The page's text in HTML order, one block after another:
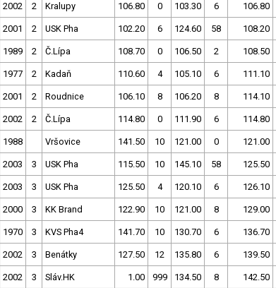
2002 2 Kralupy 106.80 0 103.30 6 106.80
2001 2 USK Pha 102.20 6 124.60 58 108.20
1989 2 Č.Lípa 108.70 0 106.50 2 108.50
1977 2 Kadaň 110.60 4 105.10 6 111.10
2001 2 Roudnice 106.10 8 106.20 8 114.10
2002 2 Č.Lípa 114.80 0 111.90 6 114.80
1988 Vršovice 141.50 10 121.00 0 121.00
2003 3 USK Pha 115.50 10 145.10 58 125.50
2003 3 USK Pha 125.50 4 120.10 6 126.10
2000 3 KK Brand 122.90 10 121.00 8 129.00
1970 3 KVS Pha4 141.70 10 130.70 6 136.70
2002 3 Benátky 127.50 12 135.80 6 139.50
2002 3 Sláv.HK 1.00 999 134.50 8 142.50